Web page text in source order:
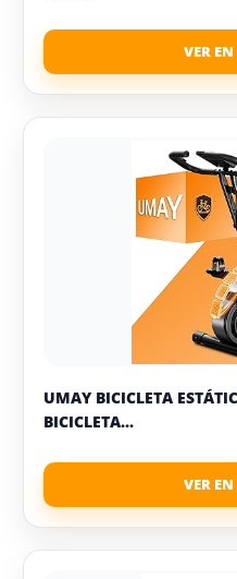
UMAY BICICLETA
BICICLETA...